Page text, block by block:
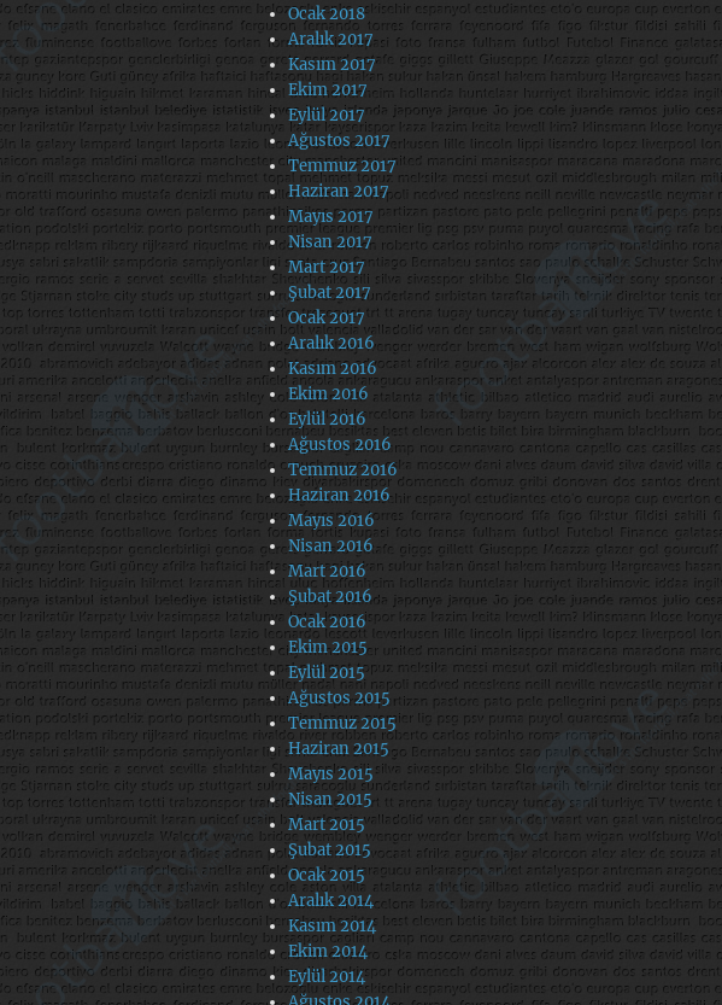
Ocak 2018
Aralık 2017
Kasım 2017
Ekim 2017
Eylül 2017
Ağustos 2017
Temmuz 2017
Haziran 2017
Mayıs 2017
Nisan 2017
Mart 2017
Şubat 2017
Ocak 2017
Aralık 2016
Kasım 2016
Ekim 2016
Eylül 2016
Ağustos 2016
Temmuz 2016
Haziran 2016
Mayıs 2016
Nisan 2016
Mart 2016
Şubat 2016
Ocak 2016
Ekim 2015
Eylül 2015
Ağustos 2015
Temmuz 2015
Haziran 2015
Mayıs 2015
Nisan 2015
Mart 2015
Şubat 2015
Ocak 2015
Aralık 2014
Kasım 2014
Ekim 2014
Eylül 2014